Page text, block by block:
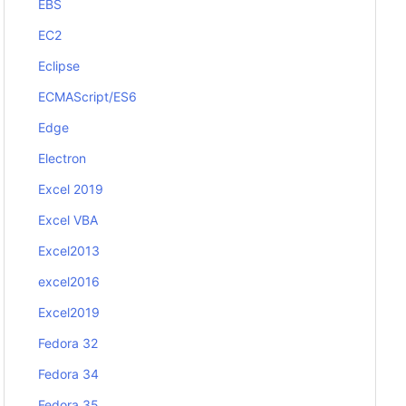
EBS
EC2
Eclipse
ECMAScript/ES6
Edge
Electron
Excel 2019
Excel VBA
Excel2013
excel2016
Excel2019
Fedora 32
Fedora 34